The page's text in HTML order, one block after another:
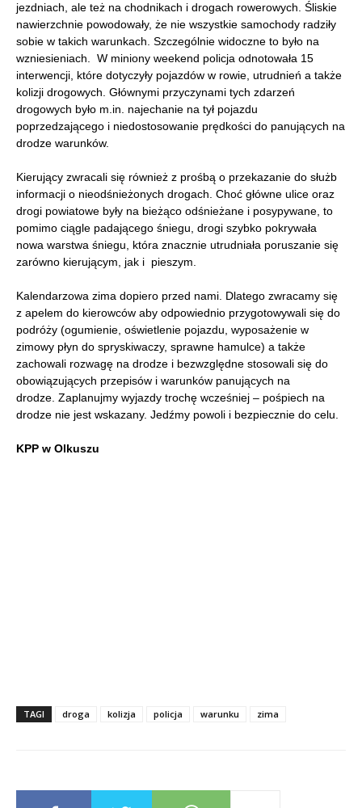
jezdniach, ale też na chodnikach i drogach rowerowych. Śliskie
nawierzchnie powodowały, że nie wszystkie samochody radziły
sobie w takich warunkach. Szczególnie widoczne to było na
wzniesieniach. W miniony weekend policja odnotowała 15
interwencji, które dotyczyły pojazdów w rowie, utrudnień a także
kolizji drogowych. Głównymi przyczynami tych zdarzeń
drogowych było m.in. najechanie na tył pojazdu
poprzedzającego i niedostosowanie prędkości do panujących na
drodze warunków.
Kierujący zwracali się również z prośbą o przekazanie do służb
informacji o nieodśnieżonych drogach. Choć główne ulice oraz
drogi powiatowe były na bieżąco odśnieżane i posypywane, to
pomimo ciągle padającego śniegu, drogi szybko pokrywała
nowa warstwa śniegu, która znacznie utrudniała poruszanie się
zarówno kierującym, jak i pieszym.
Kalendarzowa zima dopiero przed nami. Dlatego zwracamy się
z apelem do kierowców aby odpowiednio przygotowywali się do
podróży (ogumienie, oświetlenie pojazdu, wyposażenie w
zimowy płyn do spryskiwaczy, sprawne hamulce) a także
zachowali rozwagę na drodze i bezwzględne stosowali się do
obowiązujących przepisów i warunków panujących na
drodze. Zaplanujmy wyjazdy trochę wcześniej – pośpiech na
drodze nie jest wskazany. Jedźmy powoli i bezpiecznie do celu.
KPP w Olkuszu
TAGI droga kolizja policja warunku zima